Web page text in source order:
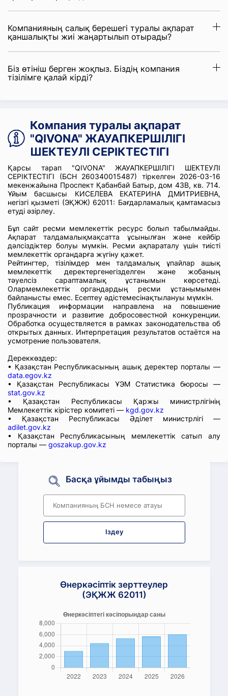
Компанияның салық берешегі туралы ақпарат
қаншалықты жиі жаңартылып отырады?
Біз өтініш берген жоқпыз. Біздің компания
тізілімге қалай кірді?
Компания туралы ақпарат
"QIVONA" ЖАУАПКЕРШІЛІГІ
ШЕКТЕУЛІ СЕРІКТЕСТІГІ
Қарсы тарап "QIVONA" ЖАУАПКЕРШІЛІГІ ШЕКТЕУЛІ
СЕРІКТЕСТІГІ (БСН 260340015487) тіркелген 2026-03-16
мекенжайына Проспект Қабанбай Батыр, дом 43В, кв. 714.
Ұйым басшысы КИСЕЛЕВА ЕКАТЕРИНА ДМИТРИЕВНА,
негізгі қызметі (ЭҚЖЖ) 62011: Бағдарламалық қамтамасыз
етуді әзірлеу.
Бұл сайт ресми мемлекеттік ресурс болып табылмайды.
Ақпарат талдамалықмақсатта ұсынылған және кейбір
дәлсіздіктер болуы мүмкін. Ресми ақпараталу үшін тиісті
мемлекеттік органдарға жүгіну қажет.
Рейтингтер, тізілімдер мен талдамалық ұпайлар ашық
мемлекеттік деректергенегізделген және жобаның
тәуелсіз сараптамалық ұстанымын көрсетеді.
Олармемлекеттік органдардың ресми ұстанымымен
байланысты емес. Есептеу әдістемесінақтылануы мүмкін.
Публикация информации направлена на повышение
прозрачности и развитие добросовестной конкуренции.
Обработка осуществляется в рамках законодательства об
открытых данных. Интерпретация результатов остаётся на
усмотрение пользователя.
Дереккөздер:
• Қазақстан Республикасының ашық деректер порталы —
data.egov.kz
• Қазақстан Республикасы ҰЭМ Статистика бюросы —
stat.gov.kz
• Қазақстан Республикасы Қаржы министрлігінің
Мемлекеттік кірістер комитеті — kgd.gov.kz
• Қазақстан Республикасы Әділет министрлігі —
adilet.gov.kz
• Қазақстан Республикасының мемлекеттік сатып алу
порталы — goszakup.gov.kz
Басқа ұйымды табыңыз
Іздеу
Өнеркәсіптік зерттеулер
(ЭҚЖЖ 62011)